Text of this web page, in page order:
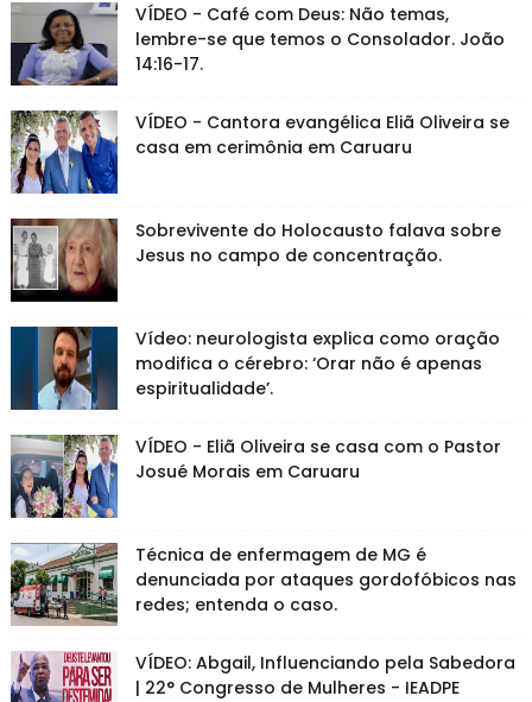
VÍDEO - Café com Deus: Não temas,
lembre-se que temos o Consolador. João
14:16-17.
VÍDEO - Cantora evangélica Eliã Oliveira se
casa em cerimônia em Caruaru
Sobrevivente do Holocausto falava sobre
Jesus no campo de concentração.
Vídeo: neurologista explica como oração
modifica o cérebro: ‘Orar não é apenas
espiritualidade’.
VÍDEO - Eliã Oliveira se casa com o Pastor
Josué Morais em Caruaru
Técnica de enfermagem de MG é
denunciada por ataques gordofóbicos nas
redes; entenda o caso.
VÍDEO: Abgail, Influenciando pela Sabedora
| 22° Congresso de Mulheres - IEADPE